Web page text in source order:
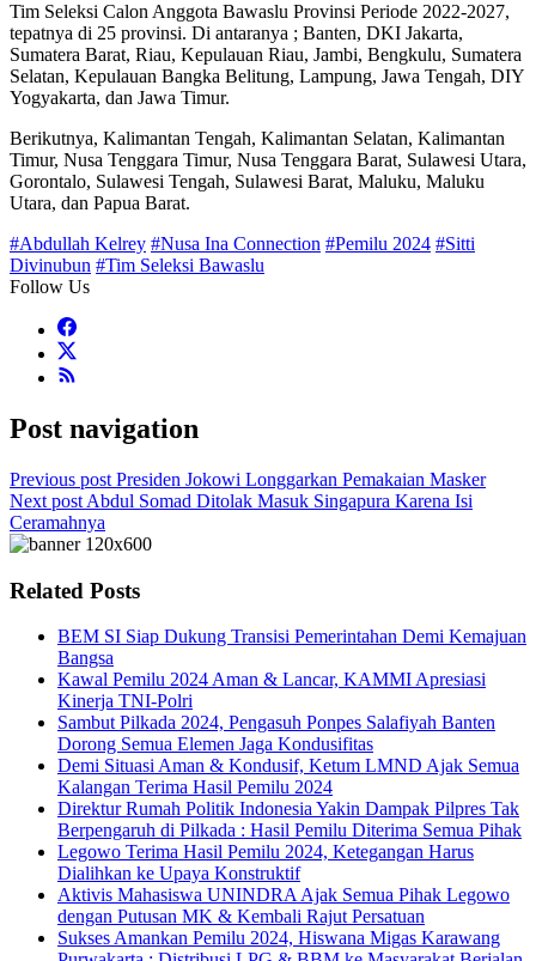
Tim Seleksi Calon Anggota Bawaslu Provinsi Periode 2022-2027,
tepatnya di 25 provinsi. Di antaranya ; Banten, DKI Jakarta,
Sumatera Barat, Riau, Kepulauan Riau, Jambi, Bengkulu, Sumatera
Selatan, Kepulauan Bangka Belitung, Lampung, Jawa Tengah, DIY
Yogyakarta, dan Jawa Timur.
Berikutnya, Kalimantan Tengah, Kalimantan Selatan, Kalimantan
Timur, Nusa Tenggara Timur, Nusa Tenggara Barat, Sulawesi Utara,
Gorontalo, Sulawesi Tengah, Sulawesi Barat, Maluku, Maluku
Utara, dan Papua Barat.
#Abdullah Kelrey #Nusa Ina Connection #Pemilu 2024 #Sitti
Divinubun #Tim Seleksi Bawaslu
Follow Us
Post navigation
Previous post Presiden Jokowi Longgarkan Pemakaian Masker
Next post Abdul Somad Ditolak Masuk Singapura Karena Isi
Ceramahnya
Related Posts
BEM SI Siap Dukung Transisi Pemerintahan Demi Kemajuan
Bangsa
Kawal Pemilu 2024 Aman & Lancar, KAMMI Apresiasi
Kinerja TNI-Polri
Sambut Pilkada 2024, Pengasuh Ponpes Salafiyah Banten
Dorong Semua Elemen Jaga Kondusifitas
Demi Situasi Aman & Kondusif, Ketum LMND Ajak Semua
Kalangan Terima Hasil Pemilu 2024
Direktur Rumah Politik Indonesia Yakin Dampak Pilpres Tak
Berpengaruh di Pilkada : Hasil Pemilu Diterima Semua Pihak
Legowo Terima Hasil Pemilu 2024, Ketegangan Harus
Dialihkan ke Upaya Konstruktif
Aktivis Mahasiswa UNINDRA Ajak Semua Pihak Legowo
dengan Putusan MK & Kembali Rajut Persatuan
Sukses Amankan Pemilu 2024, Hiswana Migas Karawang